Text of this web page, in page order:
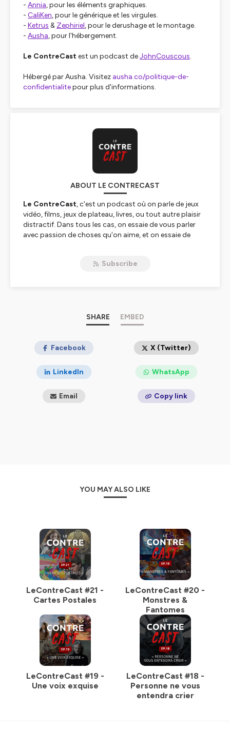
- Annia, pour les éléments graphiques.
- CaliKen, pour le générique et les virgules.
- Ketrus & Zephiriel, pour le derushage et le montage.
- Ausha, pour l'hébergement.
Le ContreCastest un podcast deJohnCouscous.
Hébergé par Ausha. Visitez ausha.co/politique-de-
confidentialitepour plus d'informations.
ABOUT LE CONTRECAST
Le ContreCast, c'est un podcast où on parle de jeux
vidéo, films, jeux de plateau, livres, ou tout autre plaisir
distractif. Dans tous les cas, on essaie de vous parler
avec passion de choses qu'on aime, et on essaie de
vous parler des différents sujets.
Hébergé par Ausha. Visitez
ausha.co/politique-de-
pour plus d'informations.
Subscribe
SHARE EMBED
Facebook X (Twitter)
LinkedIn WhatsApp
Email Copy link
YOU MAY ALSO LIKE
LeContreCast #21 -
Cartes Postales
LeContreCast #20 -
Monstres &
Fantomes
LeContreCast #19 -
Une voix exquise
LeContreCast #18 -
Personne ne vous
entendra crier